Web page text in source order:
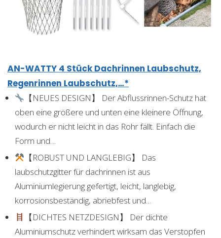
AN-WATTY 4 Stück Dachrinnen Laubschutz,
Regenrinnen Laubschutz,…*
【NEUES DESIGN】 Der Abflussrinnen-Schutz hat
oben eine größere und unten eine kleinere Öffnung,
wodurch er nicht leicht in das Rohr fällt. Einfach die
Form und…
【ROBUST UND LANGLEBIG】 Das
laubschutzgitter für dachrinnen ist aus
Aluminiumlegierung gefertigt, leicht, langlebig,
korrosionsbeständig, abriebfest und…
【DICHTES NETZDESIGN】 Der dichte
Aluminiumschutz verhindert wirksam das Verstopfen